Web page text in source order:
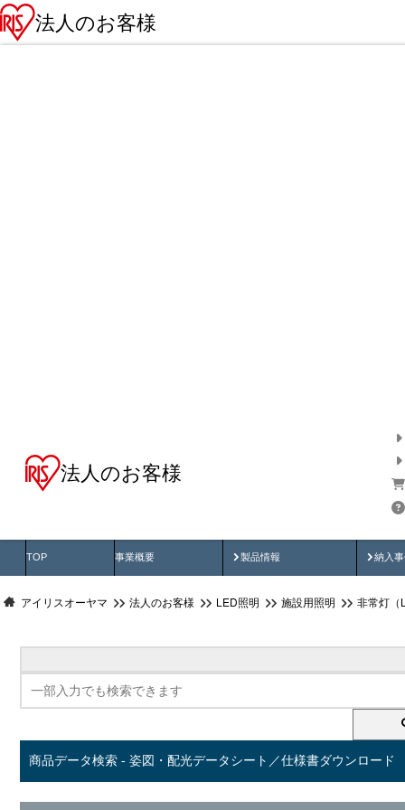
法人のお客様
法人のお客様
TOP 事業概要 製品情報
製品動画 納入
納
アイリスオーヤマ 法人のお客様 LED照明 施設用照明 非常灯（
商品データ検索 - 姿図・配光データシート／仕様書ダウンロード